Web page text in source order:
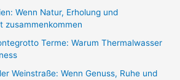
Wenn Natur, Erholung und
zusammenkommen
Terme: Warum Thermalwasser
Weinstraße: Wenn Genuss, Ruhe und